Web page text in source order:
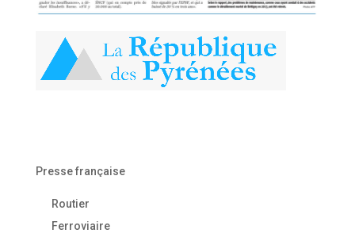
Presse française
Routier
Ferroviaire